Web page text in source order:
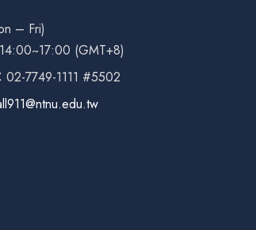
– Fri)
(GMT+8)
02-7749-1111 #5502